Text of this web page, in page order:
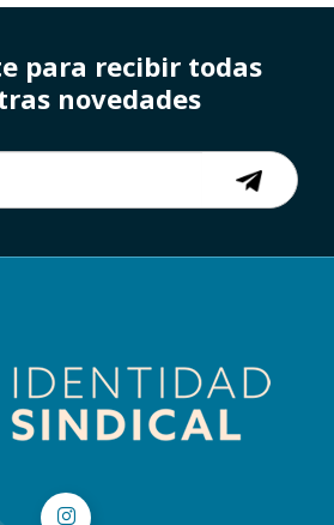
para recibir todas
novedades